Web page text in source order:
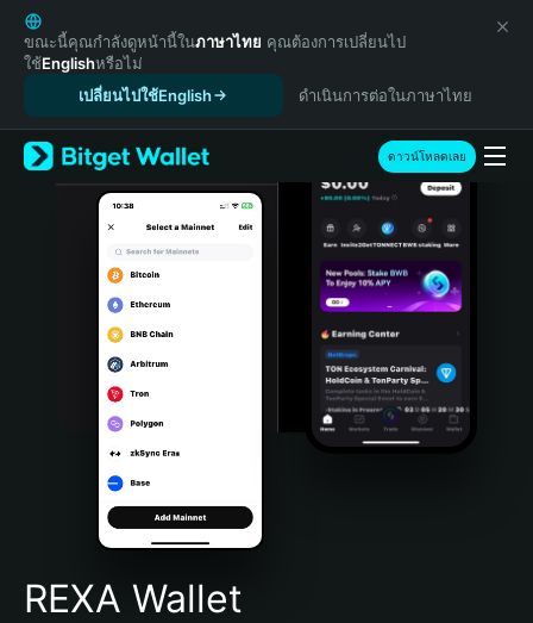
English
日本語
Tiếng Việt
Español (Latinoamérica)
Türkçe
Italiano
Português (Portugal)
Bahasa Indonesia
Português (Brasil)
Español (Argentina)
ขณะนี้คุณกำลังดูหน้านี้ในภาษาไทย คุณต้องการเปลี่ยนไป
ใช้Englishหรือไม่
เปลี่ยนไปใช้English
ดำเนินการต่อในภาษาไทย
ดาวน์โหลดเลย
REXA Wallet